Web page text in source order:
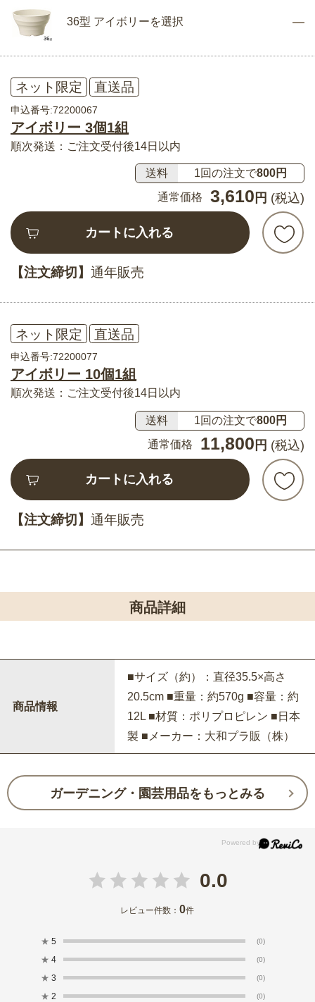
36型 アイボリーを選択
ネット限定 直送品
申込番号:72200067
アイボリー 3個1組
順次発送：ご注文受付後14日以内
送料 1回の注文で800円
通常価格
3,610 円 (税込)
カートに入れる
【注文締切】 通年販売
ネット限定 直送品
申込番号:72200077
アイボリー 10個1組
順次発送：ご注文受付後14日以内
送料 1回の注文で800円
通常価格
11,800 円 (税込)
カートに入れる
【注文締切】 通年販売
商品詳細
商品情報
■サイズ（約）：直径35.5×高さ
20.5cm ■重量：約570g ■容量：約
12L ■材質：ポリプロピレン ■日本
製 ■メーカー：大和プラ販（株）
ガーデニング・園芸用品をもっとみる
0.0
レビュー件数：0件
★ 5 (0)
★ 4 (0)
★ 3 (0)
★ 2 (0)